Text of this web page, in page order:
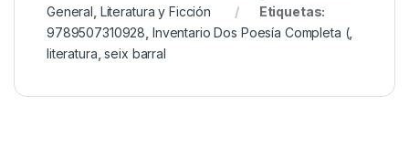
General Literatura y Ficción
Etiquetas:
9789507310928 Inventario Dos Poesía Completa (,
literatura ,seix barral